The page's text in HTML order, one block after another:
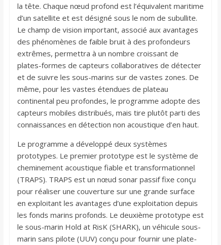
la tête. Chaque nœud profond est l’équivalent maritime
d’un satellite et est désigné sous le nom de subullite.
Le champ de vision important, associé aux avantages
des phénomènes de faible bruit à des profondeurs
extrêmes, permettra à un nombre croissant de
plates-formes de capteurs collaboratives de détecter
et de suivre les sous-marins sur de vastes zones. De
même, pour les vastes étendues de plateau
continental peu profondes, le programme adopte des
capteurs mobiles distribués, mais tire plutôt parti des
connaissances en détection non acoustique d’en haut.
Le programme a développé deux systèmes
prototypes. Le premier prototype est le système de
cheminement acoustique fiable et transformationnel
(TRAPS). TRAPS est un nœud sonar passif fixe conçu
pour réaliser une couverture sur une grande surface
en exploitant les avantages d’une exploitation depuis
les fonds marins profonds. Le deuxième prototype est
le sous-marin Hold at RisK (SHARK), un véhicule sous-
marin sans pilote (UUV) conçu pour fournir une plate-